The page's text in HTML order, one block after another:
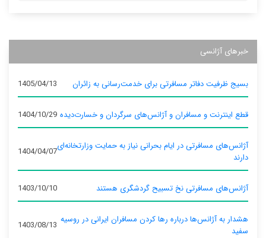
خبرهای آژانسی
بسیج ظرفیت دفاتر مسافرتی برای خدمت‌رسانی به زائران 1405/04/13
قطع اینترنت و مسافران و آژانس‌های سرگردان و خسارت‌دیده 1404/10/29
آژانس‌های مسافرتی در ایام بحرانی نیاز به حمایت وزارتخانه‌ای
دارند
1404/04/07
آژانس‌های مسافرتی نخ تسبیح گردشگری هستند 1403/10/10
هشدار به آژانس‌ها درباره رها کردن مسافران ایرانی در روسیه
سفید
1403/08/13